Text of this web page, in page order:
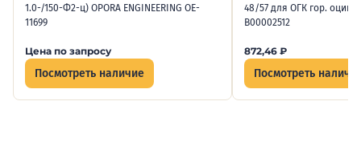
1.0-/150-Ф2-ц) OPORA ENGINEERING OE-
11699
Цена по запросу
Посмотреть наличие
48/57 для ОГК гор.
В00002512
872,46 ₽
Посмотреть